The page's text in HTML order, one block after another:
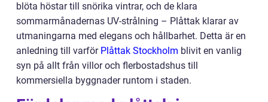
blöta höstar till snörika vintrar, och de klara
sommarmånadernas UV-strålning – Plåttak klarar av
utmaningarna med elegans och hållbarhet. Detta är en
anledning till varför Plåttak Stockholm blivit en vanlig
syn på allt från villor och flerbostadshus till
kommersiella byggnader runtom i staden.